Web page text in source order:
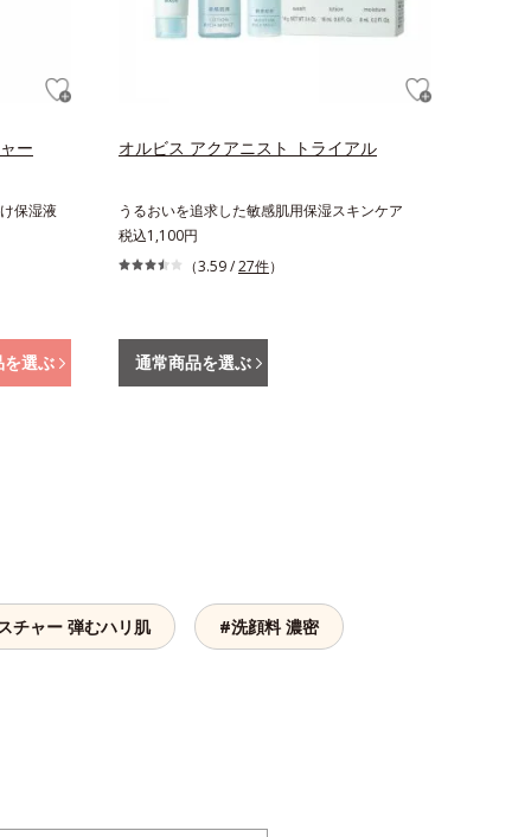
ー
保湿液
を選ぶ
オルビス アクアニスト トライアル
うるおいを追求した敏感肌用保湿スキンケア
税込1,100円
（3.59 /27件）
通常商品を選ぶ
チャー 弾むハリ肌 #洗顔料 濃密